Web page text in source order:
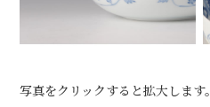
写真をクリックすると拡大します。